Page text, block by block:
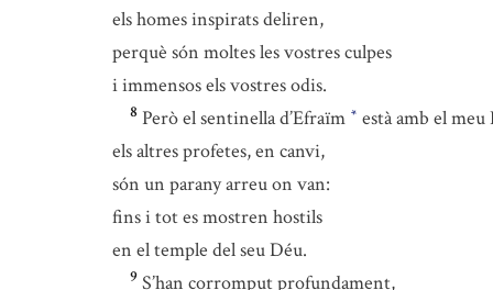
els homes inspirats deliren,
perquè són moltes les vostres culpes
i immensos els vostres odis.
8 Però el sentinella d’Efraïm * està amb el meu
els altres profetes, en canvi,
són un parany arreu on van:
fins i tot es mostren hostils
en el temple del seu Déu.
9 S’han corromput profundament,